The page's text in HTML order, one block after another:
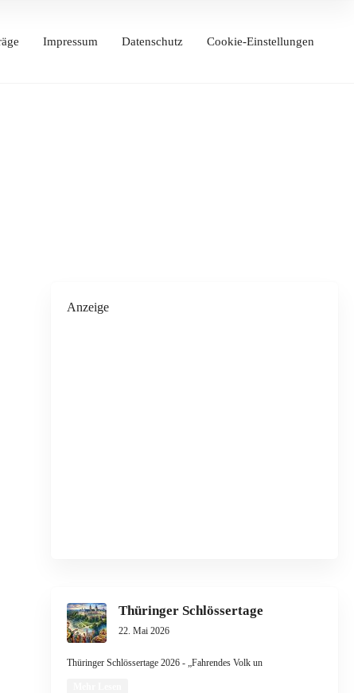
Impressum Datenschutz Cookie-Einstellungen
Anzeige
Thüringer Schlössertage
22. Mai 2026
Thüringer Schlössertage 2026 - „Fahrendes Volk un